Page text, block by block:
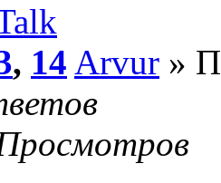
, 14 Arvur »